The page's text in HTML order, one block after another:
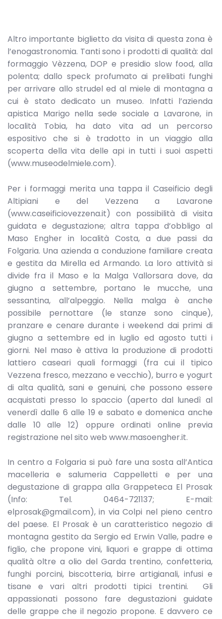
Altro importante biglietto da visita di questa zona è
l’enogastronomia. Tanti sono i prodotti di qualità: dal
formaggio Vèzzena, DOP e presidio slow food, alla
polenta; dallo speck profumato ai prelibati funghi
per arrivare allo strudel ed al miele di montagna a
cui è stato dedicato un museo. Infatti l’azienda
apistica Marigo nella sede sociale a Lavarone, in
località Tobia, ha dato vita ad un percorso
espositivo che si è tradotto in un viaggio alla
scoperta della vita delle api in tutti i suoi aspetti
(www.museodelmiele.com).
Per i formaggi merita una tappa il Caseificio degli
Altipiani e del Vezzena a Lavarone
(www.caseificiovezzena.it) con possibilità di visita
guidata e degustazione; altra tappa d’obbligo al
Maso Engher in località Costa, a due passi da
Folgaria. Una azienda a conduzione familiare creata
e gestita da Mirella ed Armando. La loro attività si
divide fra il Maso e la Malga Vallorsara dove, da
giugno a settembre, portano le mucche, una
sessantina, all’alpeggio. Nella malga è anche
possibile pernottare (le stanze sono cinque),
pranzare e cenare durante i weekend dai primi di
giugno a settembre ed in luglio ed agosto tutti i
giorni. Nel maso è attiva la produzione di prodotti
lattiero caseari quali formaggi (fra cui il tipico
Vezzena fresco, mezzano e vecchio), burro e yogurt
di alta qualità, sani e genuini, che possono essere
acquistati presso lo spaccio (aperto dal lunedì al
venerdì dalle 6 alle 19 e sabato e domenica anche
dalle 10 alle 12) oppure ordinati online previa
registrazione nel sito web www.masoengher.it.
In centro a Folgaria si può fare una sosta all’Antica
macelleria e salumeria Cappelletti e per una
degustazione di grappa alla Grappeteca El Prosak
(Info: Tel. 0464-721137; E-mail:
elprosak@gmail.com), in via Colpi nel pieno centro
del paese. El Prosak è un caratteristico negozio di
montagna gestito da Sergio ed Erwin Valle, padre e
figlio, che propone vini, liquori e grappe di ottima
qualità oltre a olio del Garda trentino, confetteria,
funghi porcini, biscotteria, birre artigianali, infusi e
tisane e vari altri prodotti tipici trentini. Gli
appassionati possono fare degustazioni guidate
delle grappe che il negozio propone. E davvero ce